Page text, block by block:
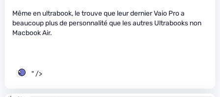
Même en ultrabook, le trouve que leur dernier Vaio Pro a
beaucoup plus de personnalité que les autres Ultrabooks non
Macbook Air.
" />